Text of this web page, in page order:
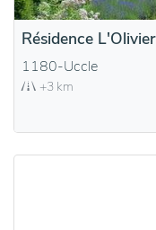
Résidence L'Olivier
1180-Uccle
+3 km